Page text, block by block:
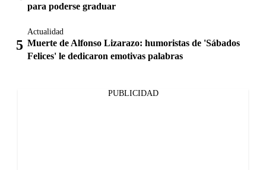
para poderse graduar
Actualidad
Muerte de Alfonso Lizarazo: humoristas de 'Sábados
Felices' le dedicaron emotivas palabras
PUBLICIDAD